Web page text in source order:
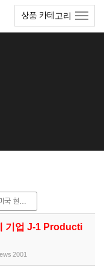
상품 카테고리
미국 현지 채용
기업 J-1 Producti
2001